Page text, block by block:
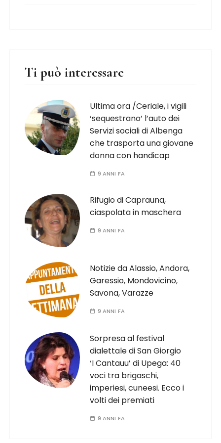
Ti può interessare
Ultima ora /Ceriale, i vigili
‘sequestrano’ l’auto dei
Servizi sociali di Albenga
che trasporta una giovane
donna con handicap
9 ANNI FA
Rifugio di Caprauna,
ciaspolata in maschera
9 ANNI FA
Notizie da Alassio, Andora,
Garessio, Mondovicino,
Savona, Varazze
9 ANNI FA
Sorpresa al festival
dialettale di San Giorgio
‘I Cantauu’ di Upega: 40
voci tra brigaschi,
imperiesi, cuneesi. Ecco i
volti dei premiati
9 ANNI FA